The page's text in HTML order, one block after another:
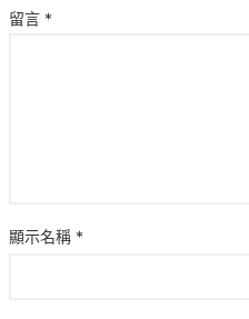
留言 *
顯示名稱 *